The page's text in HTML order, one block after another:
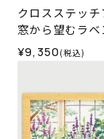
クロスステッチ
窓から望むラ
風景＞
¥9,350 (税込)